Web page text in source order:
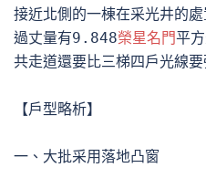
接近北側的一棟在采光井的
過丈量有9.848榮星名門平
共走道還要比三梯四戶光線要
【戶型略析】
一、大批采用落地凸窗